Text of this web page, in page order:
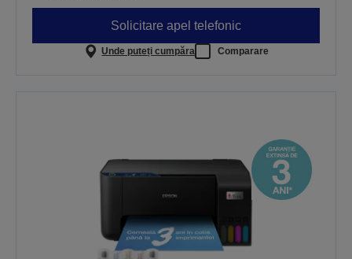
Solicitare apel telefonic
Unde puteți cumpăra Comparare